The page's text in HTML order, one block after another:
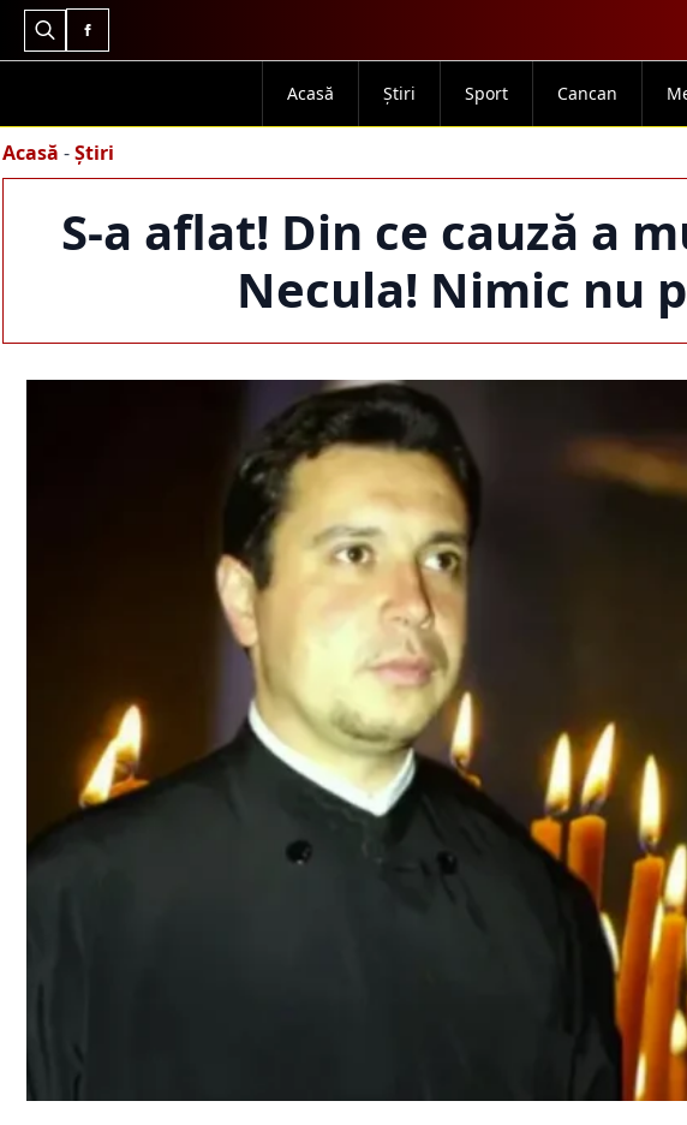
Search
Acasă Știri Sport Cancan
Acasă -Știri
S-a aflat! Din ce cauză a
Necula! Nimic nu